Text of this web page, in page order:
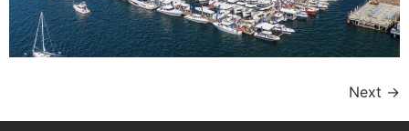
Next →